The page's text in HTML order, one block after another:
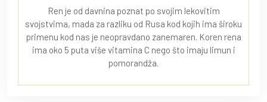
Ren je od davnina poznat po svojim lekovitim
svojstvima, mada za razliku od Rusa kod kojih ima široku
primenu kod nas je neopravdano zanemaren. Koren rena
ima oko 5 puta više vitamina C nego što imaju limun i
pomorandža.